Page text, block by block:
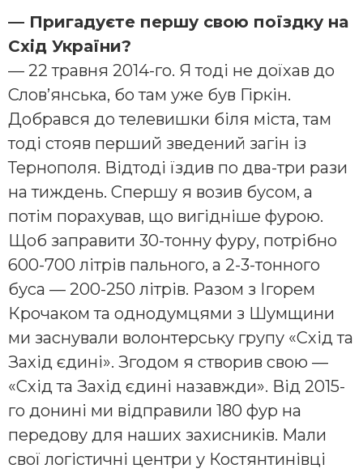
— Пригадуєте першу свою поїздку на
Схід України?
— 22 травня 2014-го. Я тоді не доїхав до
Слов’янська, бо там уже був Гіркін.
Добрався до телевишки біля міста, там
тоді стояв перший зведений загін із
Тернополя. Відтоді їздив по два-три рази
на тиждень. Спершу я возив бусом, а
потім порахував, що вигідніше фурою.
Щоб заправити 30-тонну фуру, потрібно
600-700 літрів пального, а 2-3-тонного
буса — 200-250 літрів. Разом з Ігорем
Крочаком та однодумцями з Шумщини
ми заснували волонтерську групу «Схід та
Захід єдині». Згодом я створив свою —
«Схід та Захід єдині назавжди». Від 2015-
го донині ми відправили 180 фур на
передову для наших захисників. Мали
свої логістичні центри у Костянтинівці